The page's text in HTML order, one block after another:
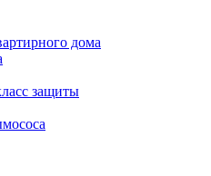
дома
защиты